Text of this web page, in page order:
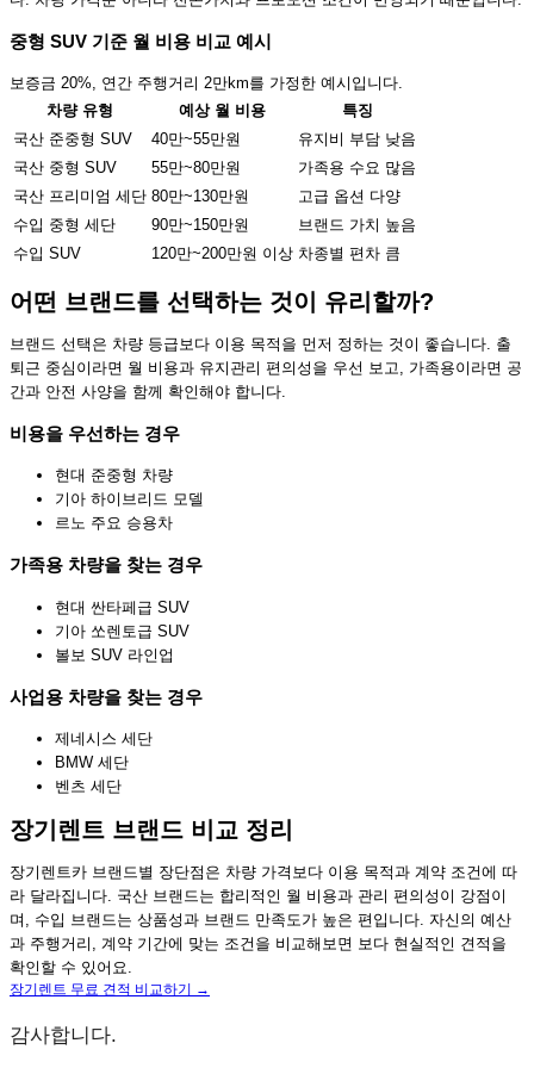
중형 SUV 기준 월 비용 비교 예시
보증금 20%, 연간 주행거리 2만km를 가정한 예시입니다.
차량 유형
예상 월 비용
특징
국산 준중형 SUV
40만~55만원
유지비 부담 낮음
국산 중형 SUV
55만~80만원
가족용 수요 많음
국산 프리미엄 세단 80만~130만원
고급 옵션 다양
수입 중형 세단
90만~150만원
브랜드 가치 높음
수입 SUV
120만~200만원 이상 차종별 편차 큼
어떤 브랜드를 선택하는 것이 유리할까?
브랜드 선택은 차량 등급보다 이용 목적을 먼저 정하는 것이 좋습니다. 출
퇴근 중심이라면 월 비용과 유지관리 편의성을 우선 보고, 가족용이라면 공
간과 안전 사양을 함께 확인해야 합니다.
비용을 우선하는 경우
현대 준중형 차량
기아 하이브리드 모델
르노 주요 승용차
가족용 차량을 찾는 경우
현대 싼타페급 SUV
기아 쏘렌토급 SUV
볼보 SUV 라인업
사업용 차량을 찾는 경우
제네시스 세단
BMW 세단
벤츠 세단
장기렌트 브랜드 비교 정리
장기렌트카 브랜드별 장단점은 차량 가격보다 이용 목적과 계약 조건에 따
라 달라집니다. 국산 브랜드는 합리적인 월 비용과 관리 편의성이 강점이
며, 수입 브랜드는 상품성과 브랜드 만족도가 높은 편입니다. 자신의 예산
과 주행거리, 계약 기간에 맞는 조건을 비교해보면 보다 현실적인 견적을
확인할 수 있어요.
장기렌트 무료 견적 비교하기 →
감사합니다.